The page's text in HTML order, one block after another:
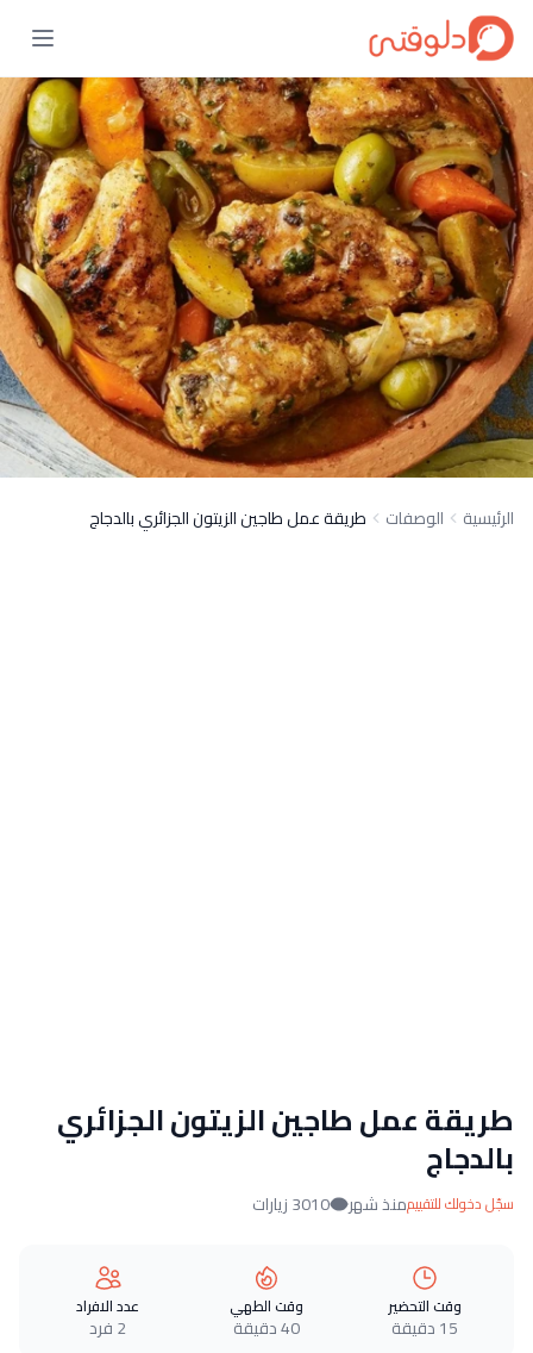
الرئيسية الوصفات طريقة عمل طاجين الزيتون الجزائري بالدجاج
طريقة عمل طاجين الزيتون الجزائري
بالدجاج
سجّل دخولك للتقييممنذ شهر 3010 زيارات
وقت التحضير
15 دقيقة
وقت الطهي
40 دقيقة
عدد الافراد
2 فرد